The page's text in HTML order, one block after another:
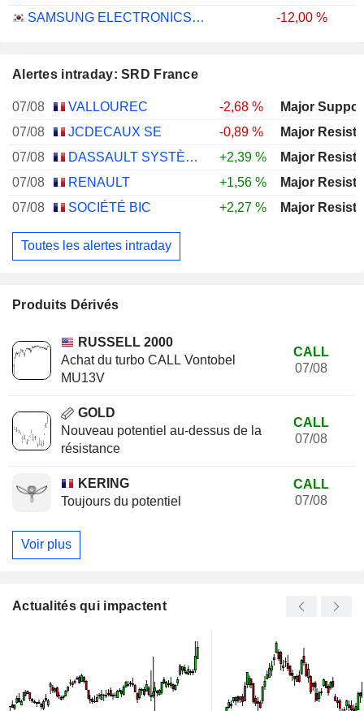
SAMSUNG ELECTRONICS CO., LTD.
-12,00 %
Alertes intraday: SRD France
07/08 VALLOUREC
-2,68 %
07/08
JCDECAUX SE
-0,89 %
07/08
DASSAULT SYSTÈMES SE
+2,39 %
07/08
RENAULT
+1,56 %
07/08
SOCIÉTÉ BIC +2,27 %
Toutes les alertes intraday
Produits Dérivés
RUSSELL 2000
Achat du turbo CALL Vontobel
MU13V
CALL
07/08
GOLD
Nouveau potentiel au-dessus de la
résistance
CALL
07/08
KERING
Toujours du potentiel
CALL
07/08
Voir plus
Actualités qui impactent